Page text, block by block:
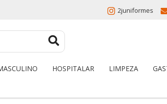
2juniformes
LIMPEZA
HOSPITALAR